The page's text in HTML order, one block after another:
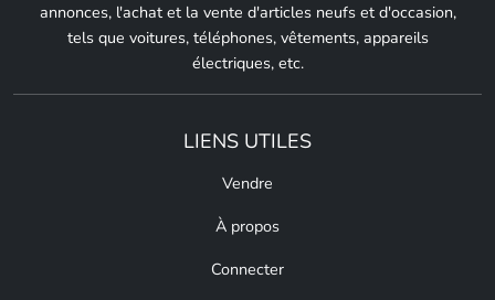
annonces, l'achat et la vente d'articles neufs et d'occasion,
tels que voitures, téléphones, vêtements, appareils
électriques, etc.
LIENS UTILES
Vendre
À propos
Connecter